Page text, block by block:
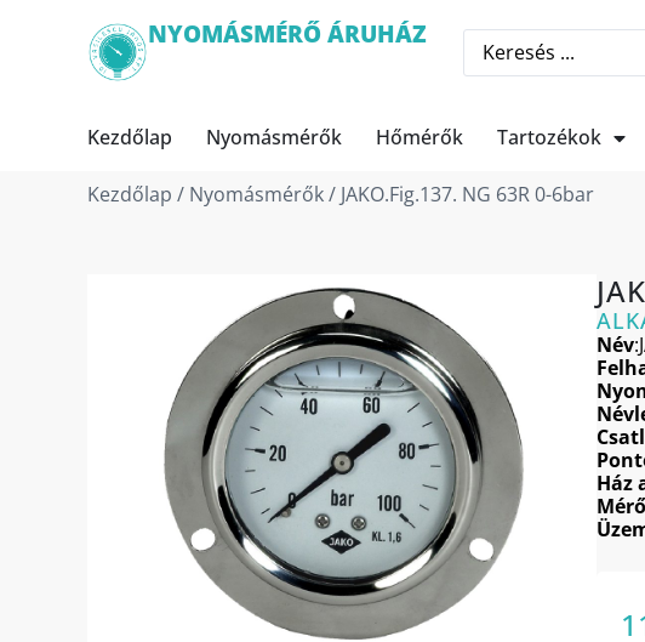
NYOMÁSMÉRŐ ÁRUHÁZ
Kezdőlap Nyomásmérők Hőmérők Tartozékok
Kezdőlap / Nyomásmérők/ JAKO.Fig.137. NG 63R 0-6bar
Név
Ház